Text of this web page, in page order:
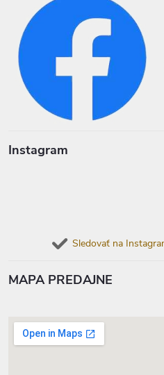
Instagram
Sledovať na
MAPA PREDAJNE